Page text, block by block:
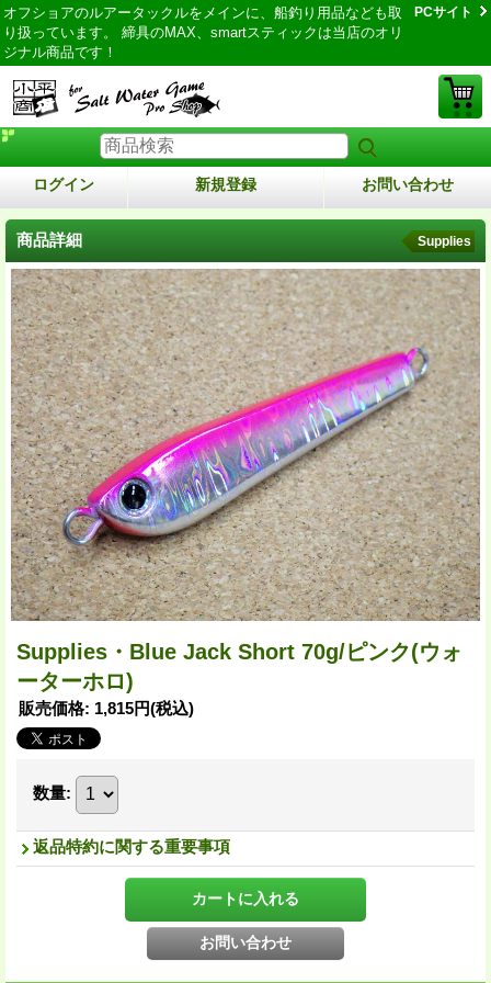
オフショアのルアータックルをメインに、船釣り用品なども取
り扱っています。 締具のMAX、smartスティックは当店のオリ
ジナル商品です！
PCサイト
ログイン 新規登録 お問い合わせ
商品詳細 Supplies
Supplies・Blue Jack Short 70g/ピンク(ウォ
ーターホロ)
販売価格: 1,815円(税込)
数量:
返品特約に関する重要事項